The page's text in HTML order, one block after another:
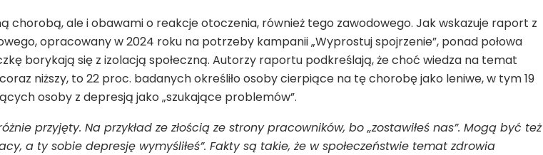
ale i obawami o reakcje otoczenia, również tego zawodowego. Jak wskazuje raport z
opracowany w 2024 roku na potrzeby kampanii „Wyprostuj spojrzenie”, ponad połowa
borykają się z izolacją społeczną. Autorzy raportu podkreślają, że choć wiedza na temat
niższy, to 22 proc. badanych określiło osoby cierpiące na tę chorobę jako leniwe, w tym 19
osoby z depresją jako „szukające problemów”.
przyjęty. Na przykład ze złością ze strony pracowników, bo „zostawiłeś nas”. Mogą być też
a ty sobie depresję wymyśliłeś”. Fakty są takie, że w społeczeństwie temat zdrowia